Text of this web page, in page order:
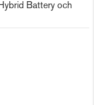
Battery och